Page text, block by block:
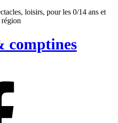
loisirs, pour les 0/14 ans et